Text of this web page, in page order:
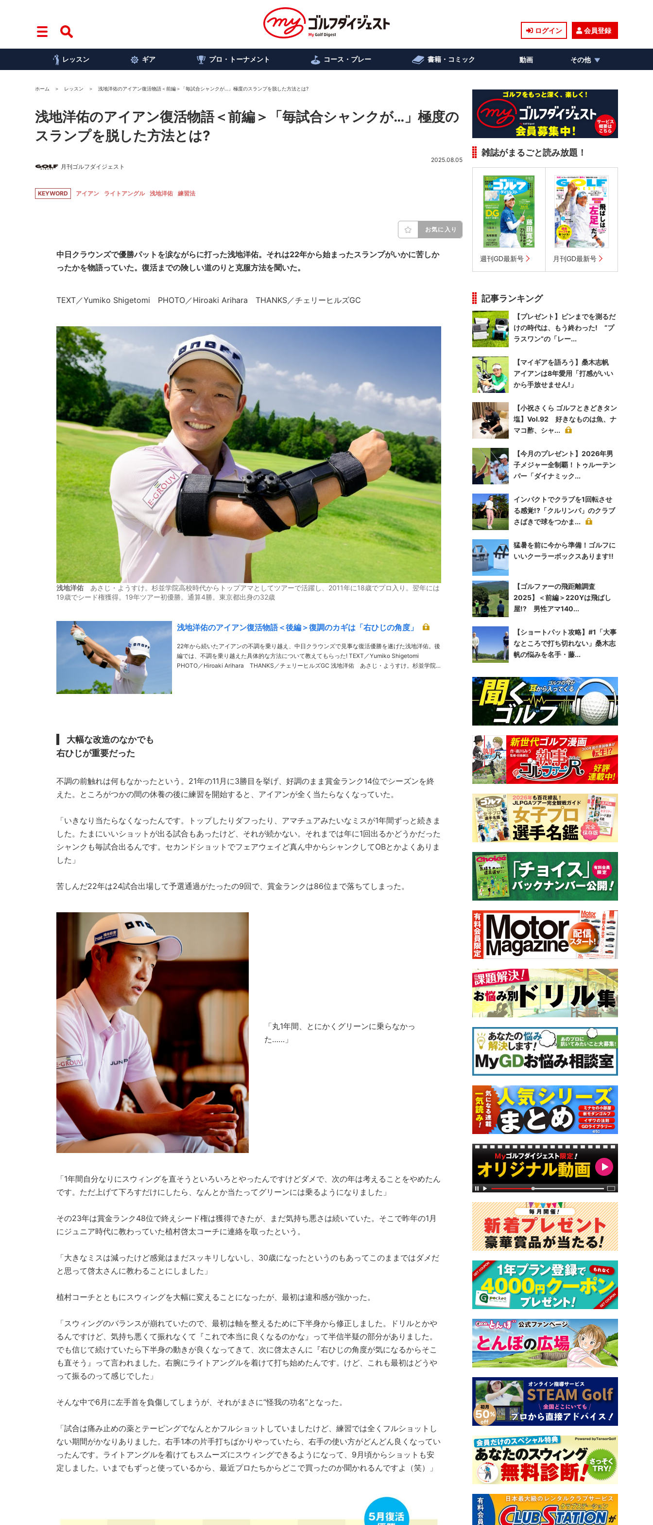
ログイン 会員登録
レッスン ギア プロ・トーナメント コース・プレー 書籍・コミック 動画 その他
ホーム レッスン 浅地洋佑のアイアン復活物語＜前編＞「毎試合シャンクが…」極度のスランプを脱した方法とは?
浅地洋佑のアイアン復活物語＜前編＞「毎試合シャンクが…」極度の
スランプを脱した方法とは?
月刊ゴルフダイジェスト
2025.08.05
KEYWORD アイアン ライトアングル 浅地洋佑 練習法
お気に入り
中日クラウンズで優勝パットを涙ながらに打った浅地洋佑。それは22年から始まったスランプがいかに苦しか
ったかを物語っていた。復活までの険しい道のりと克服方法を聞いた。
TEXT／Yumiko Shigetomi PHOTO／Hiroaki Arihara THANKS／チェリーヒルズGC
浅地洋佑 あさじ・ようすけ。杉並学院高校時代からトップアマとしてツアーで活躍し、2011年に18歳でプロ入り。翌年には
19歳でシード権獲得。19年ツアー初優勝。通算4勝。東京都出身の32歳
浅地洋佑のアイアン復活物語＜後編＞復調のカギは「右ひじの角度」
22年から続いたアイアンの不調を乗り越え、中日クラウンズで見事な復活優勝を遂げた浅地洋佑。後
編では、不調を乗り越えた具体的な方法について教えてもらった! TEXT／Yumiko Shigetomi
PHOTO／Hiroaki Arihara THANKS／チェリーヒルズGC 浅地洋佑 あさじ・ようすけ。杉並学院
大幅な改造のなかでも
右ひじが重要だった
不調の前触れは何もなかったという。21年の11月に3勝目を挙げ、好調のまま賞金ランク14位でシーズンを終
えた。ところがつかの間の休養の後に練習を開始すると、アイアンが全く当たらなくなっていた。
「いきなり当たらなくなったんです。トップしたりダフったり、アマチュアみたいなミスが1年間ずっと続きま
した。たまにいいショットが出る試合もあったけど、それが続かない。それまでは年に1回出るかどうかだった
シャンクも毎試合出るんです。セカンドショットでフェアウェイど真ん中からシャンクしてOBとかよくありま
した」
苦しんだ22年は24試合出場して予選通過がたったの9回で、賞金ランクは86位まで落ちてしまった。
「丸1年間、とにかくグリーンに乗らなかっ
た……」
「1年間自分なりにスウィングを直そうといろいろとやったんですけどダメで、次の年は考えることをやめたん
です。ただ上げて下ろすだけにしたら、なんとか当たってグリーンには乗るようになりました」
その23年は賞金ランク48位で終えシード権は獲得できたが、まだ気持ち悪さは続いていた。そこで昨年の1月
にジュニア時代に教わっていた植村啓太コーチに連絡を取ったという。
「大きなミスは減ったけど感覚はまだスッキリしないし、30歳になったというのもあってこのままではダメだ
と思って啓太さんに教わることにしました」
植村コーチとともにスウィングを大幅に変えることになったが、最初は違和感が強かった。
「スウィングのバランスが崩れていたので、最初は軸を整えるために下半身から修正しました。ドリルとかや
るんですけど、気持ち悪くて振れなくて『これで本当に良くなるのかな』って半信半疑の部分がありました。
でも信じて続けていたら下半身の動きが良くなってきて、次に啓太さんに『右ひじの角度が気になるからそこ
も直そう』って言われました。右腕にライトアングルを着けて打ち始めたんです。けど、これも最初はどうや
って振るのって感じでした」
そんな中で6月に左手首を負傷してしまうが、それがまさに“怪我の功名”となった。
「試合は痛み止めの薬とテーピングでなんとかフルショットしていましたけど、練習では全くフルショットし
ない期間がかなりありました。右手1本の片手打ちばかりやっていたら、右手の使い方がどんどん良くなってい
ったんです。ライトアングルを着けてもスムーズにスウィングできるようになって、9月頃からショットも安
定しました。いまでもずっと使っているから、最近プロたちからどこで買ったのか聞かれるんですよ（笑）」
雑誌がまるごと読み放題！
週刊GD最新号 月刊GD最新号
記事ランキング
【プレゼント】ピンまでを測るだ
けの時代は、もう終わった! “プ
ラスワン”の「レー...
【マイギアを語ろう】桑木志帆
アイアンは8年愛用「打感がいい
から手放せません!」
【小祝さくら ゴルフときどきタン
塩】Vol.92 好きなものは魚、ナ
マコ酢、シャ...
【今月のプレゼント】2026年男
子メジャー全制覇！トゥルーテン
パー「ダイナミック...
インパクトでクラブを1回転させ
る感覚!?「クルリンパ」のクラブ
さばきで球をつかま...
猛暑を前に今から準備！ゴルフに
いいクーラーボックスあります!!
【ゴルファーの飛距離調査
2025】＜前編＞220Yは飛ばし
屋!? 男性アマ140...
【ショートパット攻略】#1「大事
なところで打ち切れない」桑木志
帆の悩みを名手・藤...